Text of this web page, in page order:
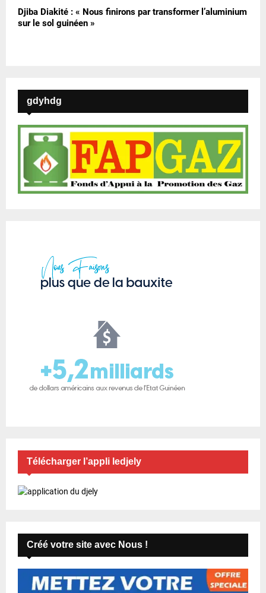
Djiba Diakité : « Nous finirons par transformer l’aluminium
sur le sol guinéen »
gdyhdg
Télécharger l’appli ledjely
Créé votre site avec Nous !